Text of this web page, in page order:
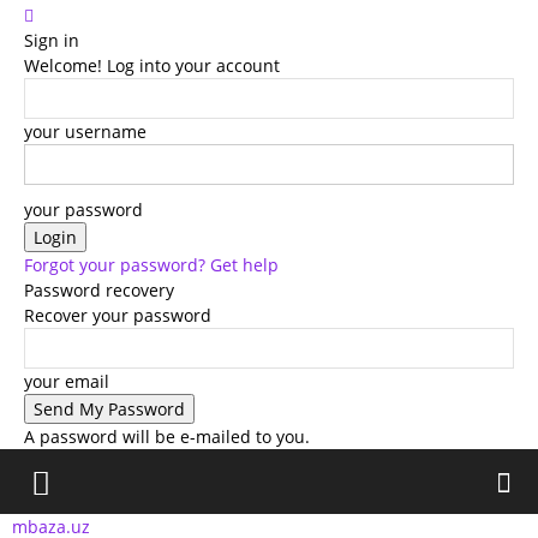
Sign in
Welcome! Log into your account
your username
your password
Forgot your password? Get help
Password recovery
Recover your password
your email
A password will be e-mailed to you.
mbaza.uz